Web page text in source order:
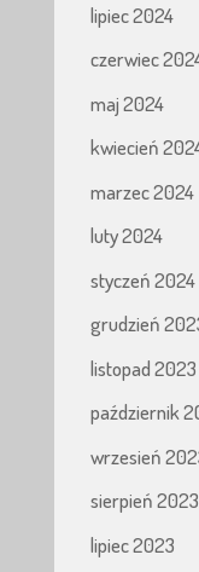
lipiec 2024
czerwiec
maj 2024
kwiecień
marzec 2024
luty 2024
styczeń 2024
grudzień
listopad 2023
październik
wrzesień
sierpień 2023
lipiec 2023